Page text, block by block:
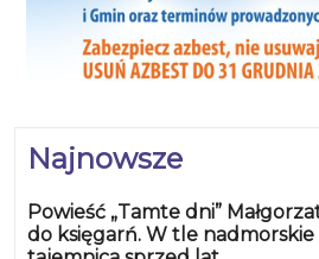
Najnowsze
Powieść „Tamte dni”
do księgarń. W tle nadmorskie